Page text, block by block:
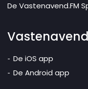
De Vastenavend.FM
De iOS app
De Android app